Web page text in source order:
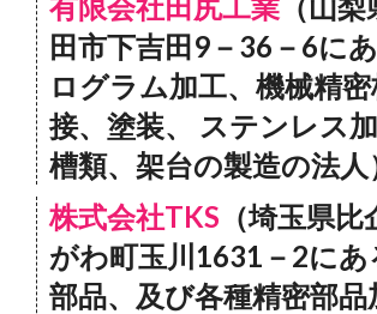
田市下吉田9－36－6に
ログラム加工、機械精
接、塗装、 ステンレス
槽類、架台の製造の法人
株式会社TKS （埼玉県
がわ町玉川1631－2にあ
部品、及び各種精密部品